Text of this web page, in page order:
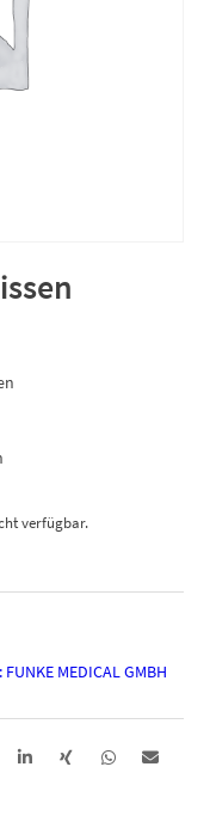
verfügbar.
FUNKE MEDICAL GMBH